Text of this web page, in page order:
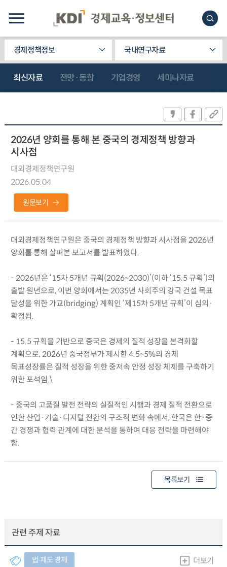
경제정책정보 국내연구자료
최신자료 전망·동향 기업경영 세미나자료
2026년 양회를 통해 본 중국의 경제정책 방향과
시사점
대외경제정책연구원
2026.05.04
원문보기
대외경제정책연구원은 중국의 경제정책 방향과 시사점을 2026년
양회를 통해 살펴본 보고서를 발표하였다.
- 2026년은 ‘15차 5개년 규획(2026~2030)’(이하 ‘15.5 규획’)의
출발 원년으로, 이번 양회에서는 2035년 사회주의 강국 건설 목표
달성을 위한 가교(bridging) 계획인 ‘제15차 5개년 규획’이 심의·
확정됨.
- 15.5 규획을 기반으로 중국은 경제의 질적 성장을 본격화할
계획으로, 2026년 중국정부가 제시한 4.5~5%의 경제
목표성장률은 질적 성장을 위한 중저속 안정 성장 체제를 구축하기
위한 포석임.\
- 중국의 고품질 발전 전략의 실질적인 시행과 경제 질적 전환으로
인한 산업·기술·디지털 전환의 구조적 변화 속에서, 한국은 한·중
간 경쟁과 협력 관계에 대한 분석을 통하여 대응 전략을 마련해야
함.
목록보기
관련 주제 자료
법∙제도 경제 더보기